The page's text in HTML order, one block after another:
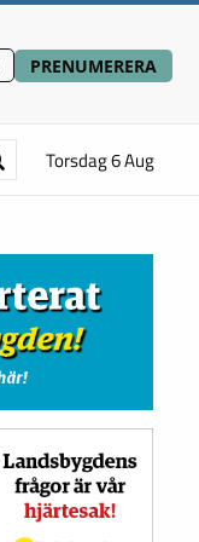
PRENUMERERA
Torsdag 6 Aug